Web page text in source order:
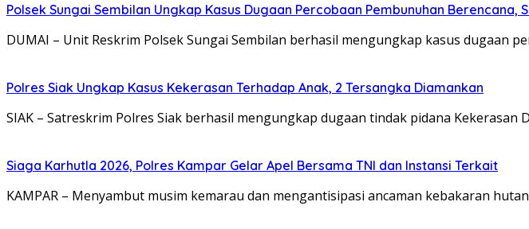
Polsek Sungai Sembilan Ungkap Kasus Dugaan Percobaan Pembunuhan Berencana,
DUMAI – Unit Reskrim Polsek Sungai Sembilan berhasil mengungkap kasus dugaan
Polres Siak Ungkap Kasus Kekerasan Terhadap Anak, 2 Tersangka Diamankan
SIAK – Satreskrim Polres Siak berhasil mengungkap dugaan tindak pidana Kekerasan
Siaga Karhutla 2026, Polres Kampar Gelar Apel Bersama TNI dan Instansi Terkait
KAMPAR – Menyambut musim kemarau dan mengantisipasi ancaman kebakaran